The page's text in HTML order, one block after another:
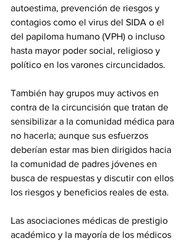
autoestima, prevención de riesgos y
contagios como el virus del SIDA o el
del papiloma humano (VPH) o incluso
hasta mayor poder social, religioso y
político en los varones circuncidados.
También hay grupos muy activos en
contra de la circuncisión que tratan de
sensibilizar a la comunidad médica para
no hacerla; aunque sus esfuerzos
deberían estar mas bien dirigidos hacia
la comunidad de padres jóvenes en
busca de respuestas y discutir con ellos
los riesgos y beneficios reales de esta.
Las asociaciones médicas de prestigio
académico y la mayoría de los médicos